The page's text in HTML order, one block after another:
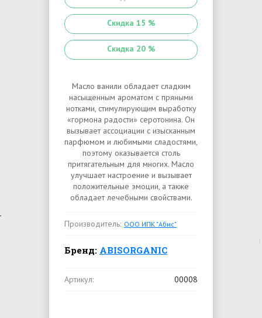
Скидка 15 %
Скидка 20 %
Масло ванили обладает сладким
насыщенным ароматом с пряными
нотками, стимулирующим выработку
«гормона радости» серотонина. Он
вызывает ассоциации с изысканным
парфюмом и любимыми сладостями,
поэтому оказывается столь
притягательным для многих. Масло
улучшает настроение и вызывает
положительные эмоции, а также
обладает лечебными свойствами.
Производитель: ООО ИПК "Абис"
Бренд: ABISORGANIC
Артикул: 00008